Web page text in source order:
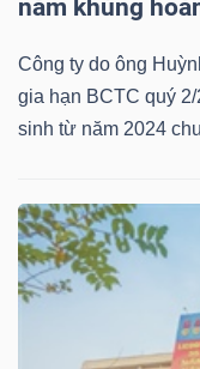
năm khủng
Công ty do ông
gia hạn BCTC quý
sinh từ năm 2024
tài